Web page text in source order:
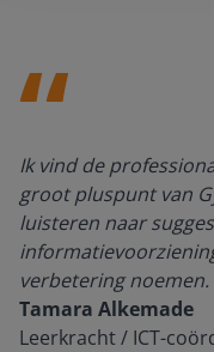
Ik vind de
groot pluspunt van
luisteren naar
verbetering noemen.
Tamara Alkemade
Leerkracht / ICT-